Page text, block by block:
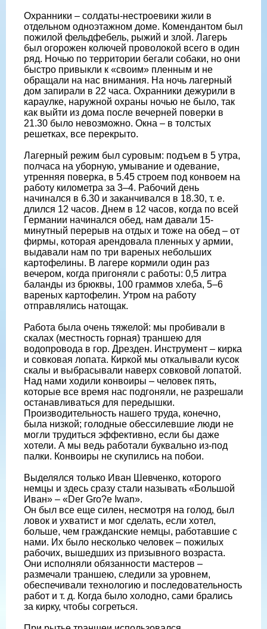
Охранники – солдаты-нестроевики жили в
отдельном одноэтажном доме. Комендантом был
пожилой фельдфебель, рыжий и злой. Лагерь
был огорожен колючей проволокой всего в один
ряд. Ночью по территории бегали собаки, но они
быстро привыкли к «своим» пленным и не
обращали на нас внимания. На ночь лагерный
дом запирали в 22 часа. Охранники дежурили в
караулке, наружной охраны ночью не было, так
как выйти из дома после вечерней поверки в
21.30 было невозможно. Окна – в толстых
решетках, все перекрыто.
Лагерный режим был суровым: подъем в 5 утра,
полчаса на уборную, умывание и одевание,
утренняя поверка, в 5.45 строем под конвоем на
работу километра за 3–4. Рабочий день
начинался в 6.30 и заканчивался в 18.30, т. е.
длился 12 часов. Днем в 12 часов, когда по всей
Германии начинался обед, нам давали 15-
минутный перерыв на отдых и тоже на обед – от
фирмы, которая арендовала пленных у армии,
выдавали нам по три вареных небольших
картофелины. В лагере кормили один раз
вечером, когда пригоняли с работы: 0,5 литра
баланды из брюквы, 100 граммов хлеба, 5–6
вареных картофелин. Утром на работу
отправлялись натощак.
Работа была очень тяжелой: мы пробивали в
скалах (местность горная) траншею для
водопровода в гор. Дрезден. Инструмент – кирка
и совковая лопата. Киркой мы откалывали кусок
скалы и выбрасывали наверх совковой лопатой.
Над нами ходили конвоиры – человек пять,
которые все время нас подгоняли, не разрешали
останавливаться для передышки.
Производительность нашего труда, конечно,
была низкой; голодные обессилевшие люди не
могли трудиться эффективно, если бы даже
хотели. А мы ведь работали буквально из-под
палки. Конвоиры не скупились на побои.
Выделялся только Иван Шевченко, которого
немцы и здесь сразу стали называть «Большой
Иван» – «Der Gro?e Iwan».
Он был все еще силен, несмотря на голод, был
ловок и ухватист и мог сделать, если хотел,
больше, чем гражданские немцы, работавшие с
нами. Их было несколько человек – пожилых
рабочих, вышедших из призывного возраста.
Они исполняли обязанности мастеров –
размечали траншею, следили за уровнем,
обеспечивали технологию и последовательность
работ и т. д. Когда было холодно, сами брались
за кирку, чтобы согреться.